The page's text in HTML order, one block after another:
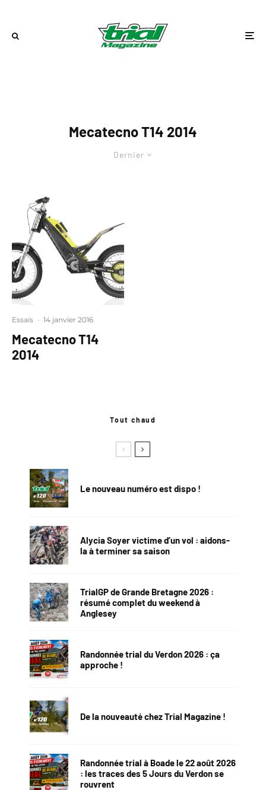
Mecatecno T14 2014
Dernier
Essais · 14 janvier 2016
Mecatecno T14
2014
Tout chaud
Le nouveau numéro est dispo !
Alycia Soyer victime d’un vol : aidons-
la à terminer sa saison
TrialGP de Grande Bretagne 2026 :
résumé complet du weekend à
Anglesey
Randonnée trial du Verdon 2026 : ça
approche !
De la nouveauté chez Trial Magazine !
Randonnée trial à Boade le 22 août 2026
: les traces des 5 Jours du Verdon se
rouvrent